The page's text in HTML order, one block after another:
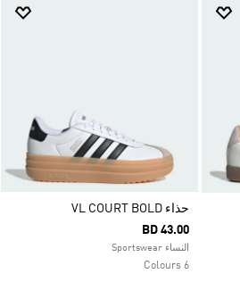
حذاء VL COURT BOLD
BD 43.00
النساء Sportswear
6 Colours